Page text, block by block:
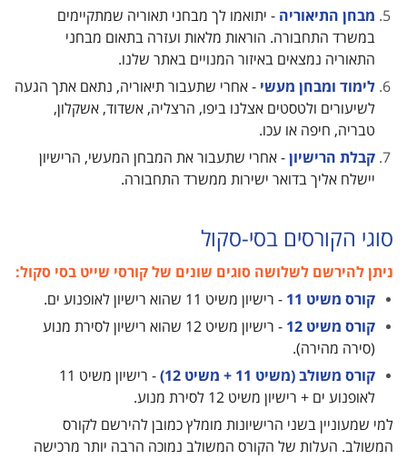
מבחן התיאוריה - יתואמו לך מבחני תאוריה שמתקיימים
במשרד התחבורה. הוראות מלאות ועזרה בתאום מבחני
התאוריה נמצאים באיזור המנויים באתר שלנו.
לימוד ומבחן מעשי - אחרי שתעבור תיאוריה, נתאם אתך הגעה
לשיעורים ולטסטים אצלנו ביפו, הרצליה, אשדוד, אשקלון,
טבריה, חיפה או עכו.
קבלת הרישיון - אחרי שתעבור את המבחן המעשי, הרישיון
יישלח אליך בדואר ישירות ממשרד התחבורה.
סוגי הקורסים בסי-סקול
ניתן להירשם לשלושה סוגים שונים של קורסי שייט בסי סקול:
קורס משיט 11
- רישיון משיט 11 שהוא רישיון לאופנוע ים.
קורס משיט 12
- רישיון משיט 12 שהוא רישיון לסירת מנוע
(סירה מהירה).
קורס משולב (משיט 11 + משיט 12)
- רישיון משיט 11
לאופנוע ים + רישיון משיט 12 לסירת מנוע.
למי שמעוניין בשני הרישיונות מומלץ כמובן להירשם לקורס
המשולב. העלות של הקורס המשולב נמוכה הרבה יותר מרכישה